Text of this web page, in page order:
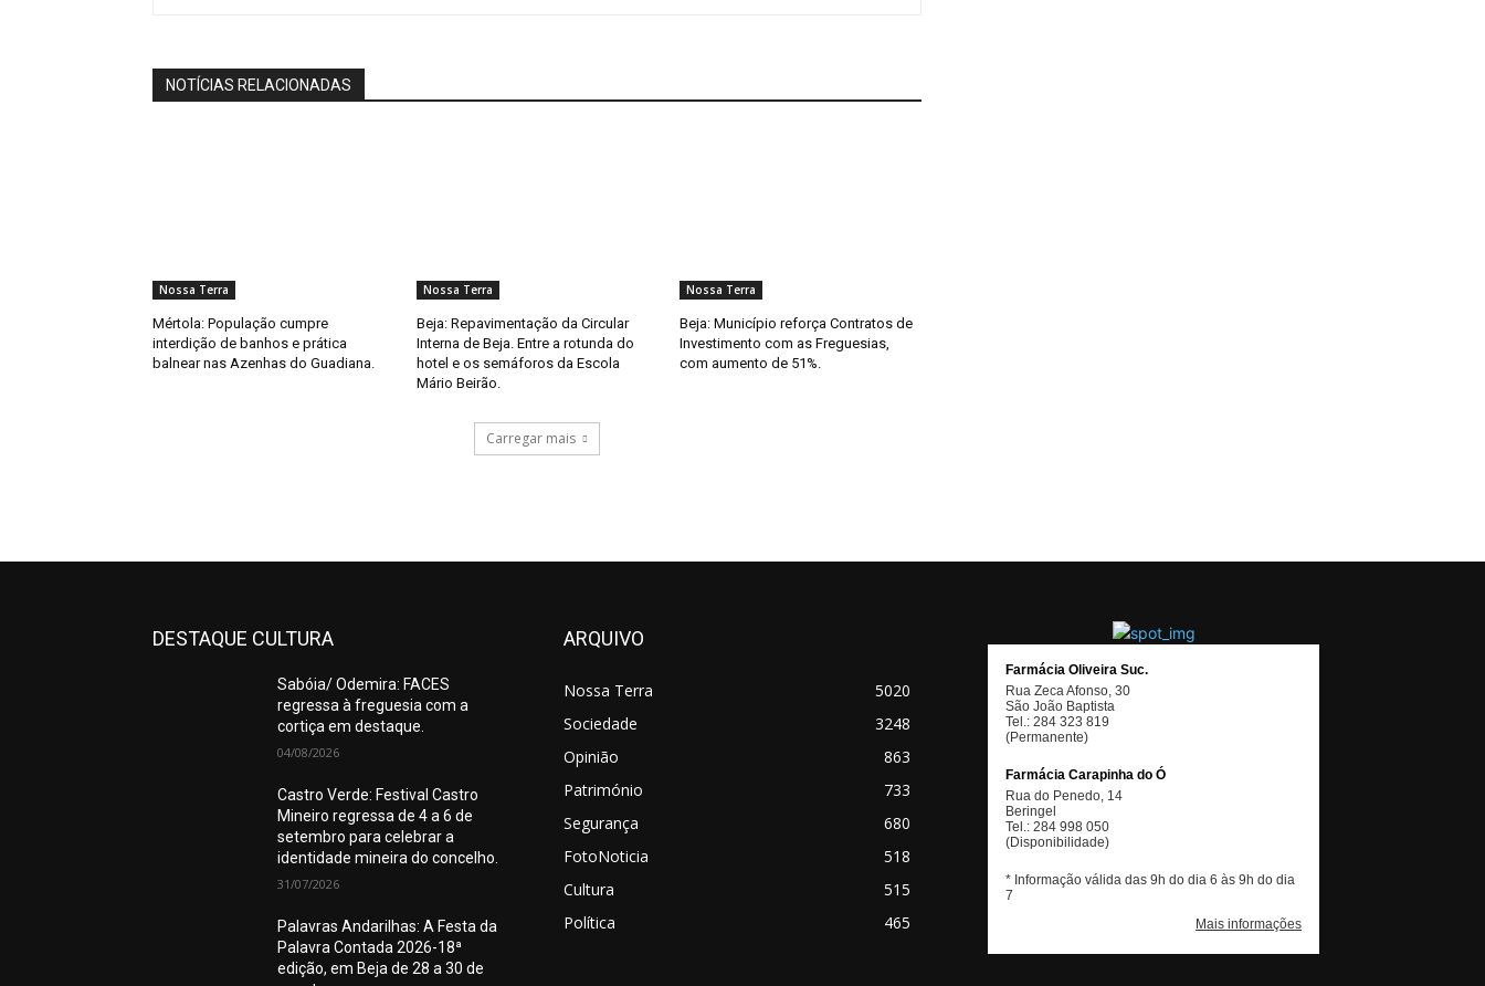
NOTÍCIAS RELACIONADAS
Nossa Terra
Mértola: População cumpre
interdição de banhos e prática
balnear nas Azenhas do Guadiana.
Nossa Terra
Beja: Repavimentação da Circular
Interna de Beja. Entre a rotunda do
hotel e os semáforos da Escola
Mário Beirão.
Nossa Terra
Beja: Município reforça Contratos de
Investimento com as Freguesias,
com aumento de 51%.
Carregar mais
DESTAQUE CULTURA
Sabóia/ Odemira: FACES
regressa à freguesia com a
cortiça em destaque.
04/08/2026
Castro Verde: Festival Castro
Mineiro regressa de 4 a 6 de
setembro para celebrar a
identidade mineira do concelho.
31/07/2026
Palavras Andarilhas: A Festa da
Palavra Contada 2026-18ª
edição, em Beja de 28 a 30 de
ARQUIVO
Nossa Terra
5020
Sociedade
3248
Opinião
863
Património
733
Segurança
680
FotoNoticia
518
Cultura
515
Política
465